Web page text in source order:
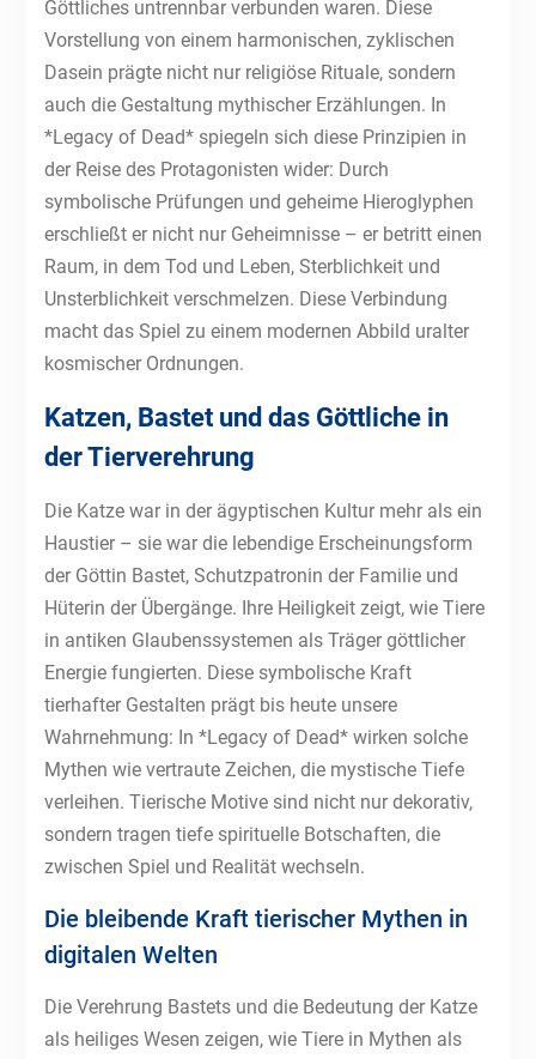
Göttliches untrennbar verbunden waren. Diese
Vorstellung von einem harmonischen, zyklischen
Dasein prägte nicht nur religiöse Rituale, sondern
auch die Gestaltung mythischer Erzählungen. In
*Legacy of Dead* spiegeln sich diese Prinzipien in
der Reise des Protagonisten wider: Durch
symbolische Prüfungen und geheime Hieroglyphen
erschließt er nicht nur Geheimnisse – er betritt einen
Raum, in dem Tod und Leben, Sterblichkeit und
Unsterblichkeit verschmelzen. Diese Verbindung
macht das Spiel zu einem modernen Abbild uralter
kosmischer Ordnungen.
Katzen, Bastet und das Göttliche in
der Tierverehrung
Die Katze war in der ägyptischen Kultur mehr als ein
Haustier – sie war die lebendige Erscheinungsform
der Göttin Bastet, Schutzpatronin der Familie und
Hüterin der Übergänge. Ihre Heiligkeit zeigt, wie Tiere
in antiken Glaubenssystemen als Träger göttlicher
Energie fungierten. Diese symbolische Kraft
tierhafter Gestalten prägt bis heute unsere
Wahrnehmung: In *Legacy of Dead* wirken solche
Mythen wie vertraute Zeichen, die mystische Tiefe
verleihen. Tierische Motive sind nicht nur dekorativ,
sondern tragen tiefe spirituelle Botschaften, die
zwischen Spiel und Realität wechseln.
Die bleibende Kraft tierischer Mythen in
digitalen Welten
Die Verehrung Bastets und die Bedeutung der Katze
als heiliges Wesen zeigen, wie Tiere in Mythen als